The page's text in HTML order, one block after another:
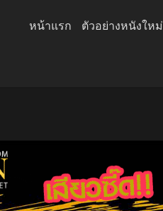
หน้าแรก ตัวอย่างหนังใหม่